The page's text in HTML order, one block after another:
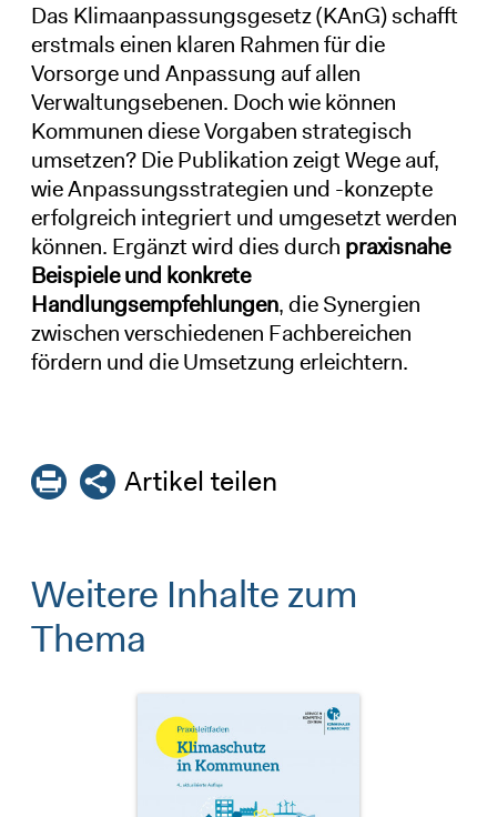
Das Klimaanpassungsgesetz (KAnG) schafft
erstmals einen klaren Rahmen für die
Vorsorge und Anpassung auf allen
Verwaltungsebenen. Doch wie können
Kommunen diese Vorgaben strategisch
umsetzen? Die Publikation zeigt Wege auf,
wie Anpassungsstrategien und -konzepte
erfolgreich integriert und umgesetzt werden
können. Ergänzt wird dies durch praxisnahe
Beispiele und konkrete
Handlungsempfehlungen, die Synergien
zwischen verschiedenen Fachbereichen
fördern und die Umsetzung erleichtern.
Artikel teilen
Weitere Inhalte zum
Thema